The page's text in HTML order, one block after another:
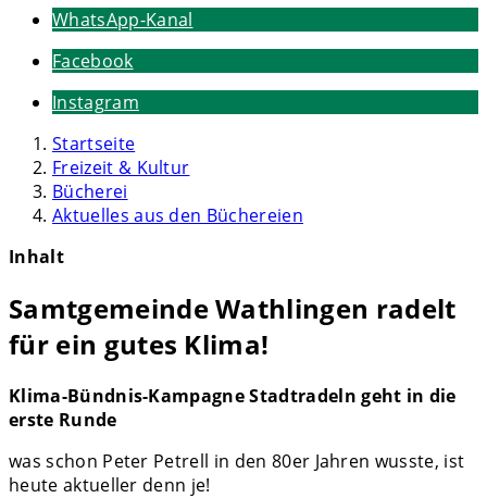
WhatsApp-Kanal
Facebook
Instagram
Startseite
Freizeit & Kultur
Bücherei
Aktuelles aus den Büchereien
Inhalt
Samtgemeinde Wathlingen radelt
für ein gutes Klima!
Klima-Bündnis-Kampagne Stadtradeln geht in die
erste Runde
was schon Peter Petrell in den 80er Jahren wusste, ist
heute aktueller denn je!